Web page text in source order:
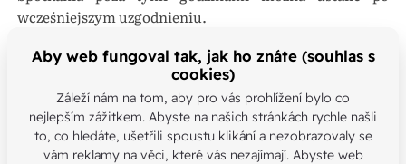
wcześniejszym uzgodnieniu.
Kontakt dla mediów
Rzeczniczka prasowa: Anežka Benešová
Telefon: +420 728 218 227
E-mail: komunikace@biskupstvi.cz
Aby web fungoval tak, jak ho znáte (souhlas s
cookies)
Záleží nám na tom, aby pro vás prohlížení bylo co
nejlepším zážitkem. Abyste na našich stránkách rychle našli
to, co hledáte, ušetřili spoustu klikání a nezobrazovaly se
vám reklamy na věci, které vás nezajímají. Abyste web